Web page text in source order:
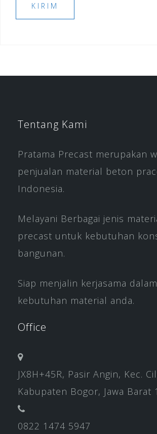
Tentang Kami
Pratama Precast merupakan
penjualan material beton
Indonesia.
Melayani Berbagai jenis
precast untuk kebutuhan
bangunan.
Siap menjalin kerjasama
kebutuhan material anda.
Office
JX8H+45R, Pasir Angin, Kec.
Kabupaten Bogor, Jawa Barat
0822 1474 5947